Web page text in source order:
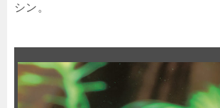
シン。